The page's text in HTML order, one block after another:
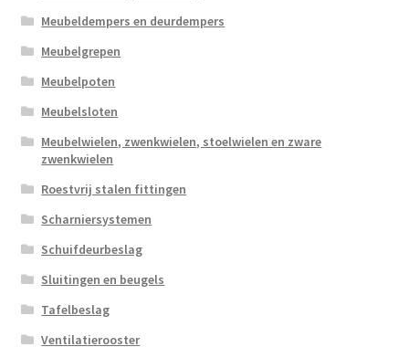
Meubeldempers en deurdempers
Meubelgrepen
Meubelpoten
Meubelsloten
Meubelwielen, zwenkwielen, stoelwielen en zware
zwenkwielen
Roestvrij stalen fittingen
Scharniersystemen
Schuifdeurbeslag
Sluitingen en beugels
Tafelbeslag
Ventilatierooster